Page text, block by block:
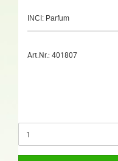
INCI: Parfum
Art.Nr.: 401807